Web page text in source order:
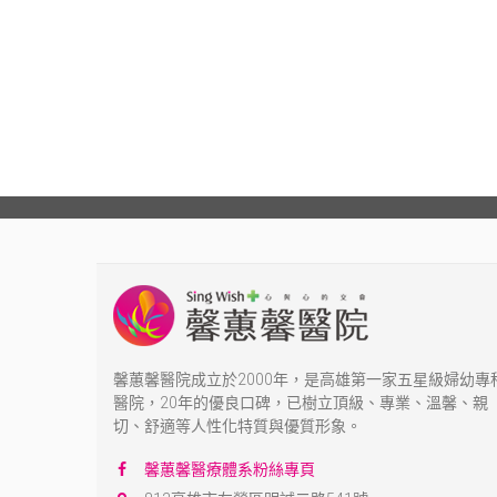
馨蕙馨醫院成立於2000年，是高雄第一家五星級婦幼專
醫院，20年的優良口碑，已樹立頂級、專業、溫馨、親
切、舒適等人性化特質與優質形象。
馨蕙馨醫療體系粉絲專頁